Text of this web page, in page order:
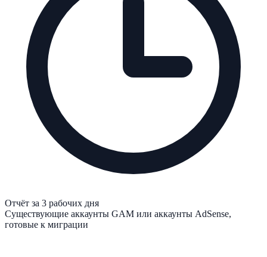
Отчёт за 3 рабочих дня
Существующие аккаунты GAM или аккаунты AdSense,
готовые к миграции